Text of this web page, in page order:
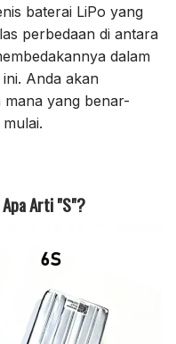
baterai LiPo yang
perbedaan di antara
dalam
Anda akan
mana yang benar-
Arti "S"?